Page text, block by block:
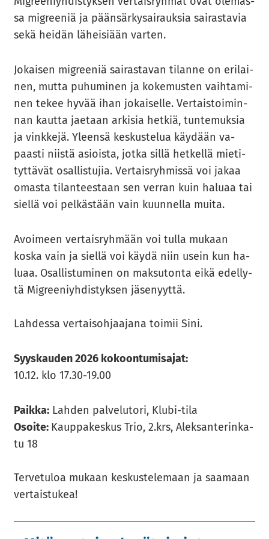
sa migree­niä ja pään­sär­ky­sai­rauk­sia sai­ras­ta­via
sekä hei­dän lä­hei­si­ään var­ten.
Jo­kai­sen migree­niä sai­ras­ta­van ti­lan­ne on eri­lai­
nen, mutta pu­hu­mi­nen ja ko­ke­mus­ten vaih­ta­mi­
nen tekee hyvää ihan jo­kai­sel­le. Ver­tais­toi­min­
nan kaut­ta jae­taan ar­ki­sia het­kiä, tun­te­muk­sia
ja vink­ke­jä. Yleen­sä kes­kus­te­lua käy­dään va­
paas­ti niis­tä asiois­ta, jotka sillä het­kel­lä mie­ti­
tyt­tä­vät osal­lis­tu­jia. Ver­tais­ryh­mis­sä voi jakaa
omas­ta ti­lan­tees­taan sen ver­ran kuin ha­lu­aa tai
siel­lä voi pel­käs­tään vain kuun­nel­la muita.
Avoi­meen ver­tais­ryh­mään voi tulla mu­kaan
koska vain ja siel­lä voi käydä niin usein kun ha­
lu­aa. Osal­lis­tu­mi­nen on mak­su­ton­ta eikä edel­ly­
tä Migree­niyh­dis­tyk­sen jä­se­nyyt­tä.
Lah­des­sa ver­tai­soh­jaa­ja­na toi­mii Sini.
Syys­kau­den 2026 ko­koon­tu­mi­sa­jat:
10.12. klo 17.30-19.00
Paik­ka: Lah­den pal­ve­lu­to­ri, Klubi-​tila
Osoi­te: Kaup­pa­kes­kus Trio, 2.krs, Alek­san­te­rin­ka­
tu 18
Ter­ve­tu­loa mu­kaan kes­kus­te­le­maan ja saa­maan
ver­tais­tu­kea!